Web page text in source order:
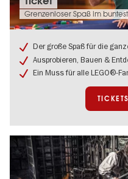
Termine:
LEGOLAND
Discovery
in
Berlin:
Ticket
Grenzenloser Spaß im
Der große Spaß für die
Ausprobieren, Bauen &
Ein Muss für alle LEGO®-